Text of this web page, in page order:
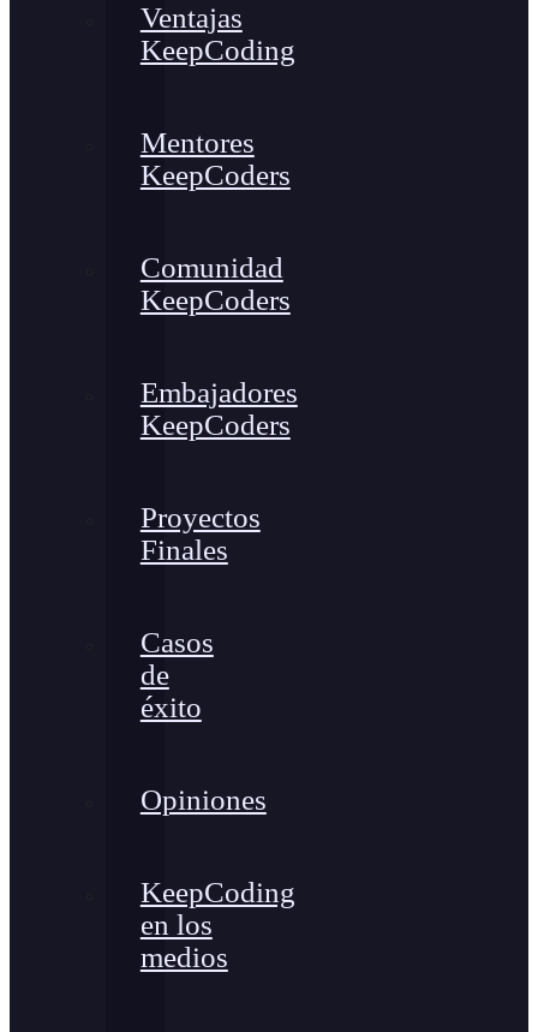
Ventajas
KeepCoding
Mentores
KeepCoders
Comunidad
KeepCoders
Embajadores
KeepCoders
Proyectos
Finales
Casos
de
éxito
Opiniones
KeepCoding
en los
medios